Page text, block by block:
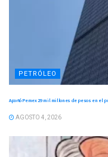
PETRÓLEO
Aportó Pemex 29 mil millones de pesos en el
AGOSTO 4, 2026